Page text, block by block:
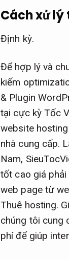
Cách xử
Định kỳ.
Để hợp lý và
kiếm
& Plugin
tại cực kỳ Tốc
website
nhà cung cấp.
Nam,
tốt cao giá
web page từ
Thuê hosting.
chúng tôi cung
phí để giúp